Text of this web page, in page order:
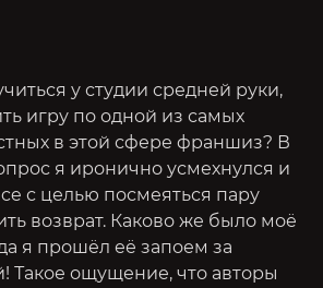
у студии средней руки,
игру по одной из самых
в этой сфере франшиз? В
я иронично усмехнулся и
с целью посмеяться пару
возврат. Каково же было моё
я прошёл её запоем за
Такое ощущение, что авторы